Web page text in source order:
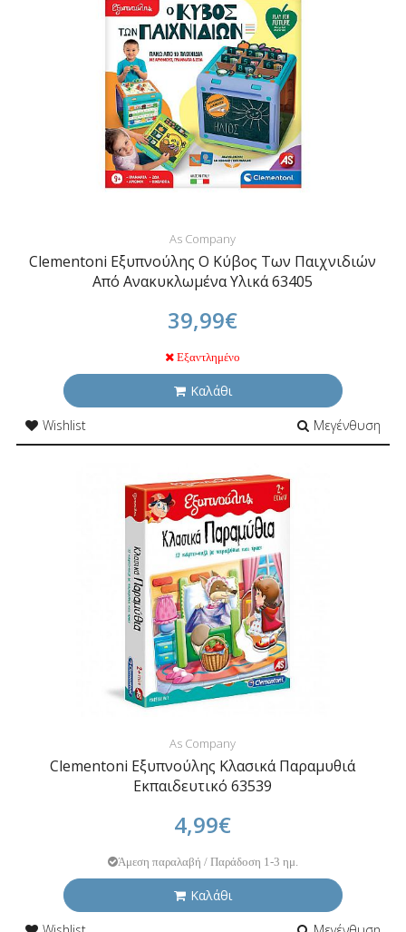
As Company
Clementoni Εξυπνούλης Ο Κύβος Των Παιχνιδιών
Από Ανακυκλωμένα Υλικά 63405
39,99€
Εξαντλημένο
Καλάθι
Wishlist
Μεγένθυση
As Company
Clementoni Εξυπνούλης Κλασικά Παραμυθιά
Εκπαιδευτικό 63539
4,99€
Άμεση παραλαβή / Παράδοση 1-3 ημ.
Καλάθι